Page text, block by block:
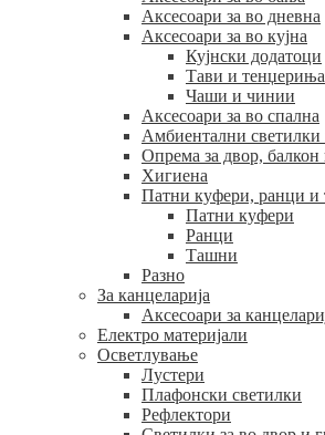
Аксесоари за во дневна
Аксесоари за во кујна
Кујнски додатоци
Тави и тенџериња
Чаши и чинии
Аксесоари за во спална
Амбиентални светилки
Опрема за двор, балкон
Хигиена
Патни куфери, ранци и
Патни куфери
Ранци
Ташни
Разно
За канцеларија
Аксесоари за
Електро материјали
Осветлување
Лустери
Плафонски светилки
Рефлектори